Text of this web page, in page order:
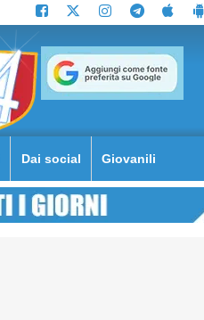
Dai social Giovanili